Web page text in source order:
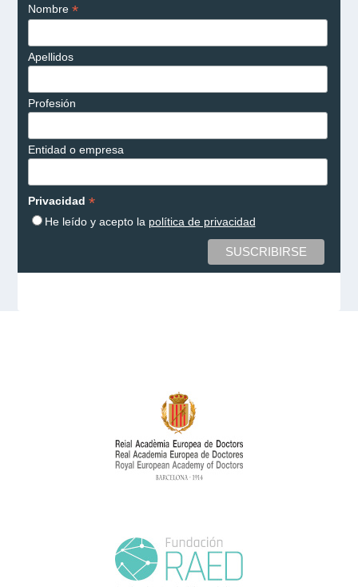
Nombre *
Apellidos
Profesión
Entidad o empresa
Privacidad *
He leído y acepto la política de privacidad